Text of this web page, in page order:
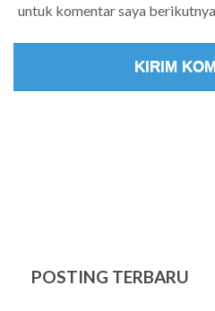
untuk komentar saya
POSTING TERBARU